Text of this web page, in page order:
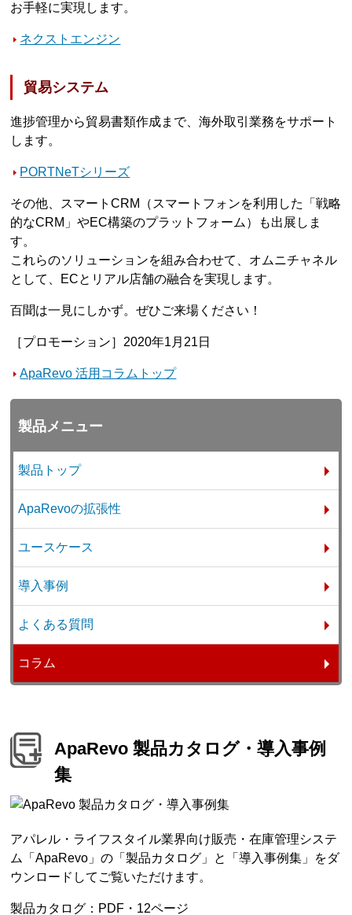
お手軽に実現します。
ネクストエンジン
貿易システム
進捗管理から貿易書類作成まで、海外取引業務をサポート
します。
PORTNeTシリーズ
その他、スマートCRM（スマートフォンを利用した「戦略
的なCRM」やEC構築のプラットフォーム）も出展しま
す。
これらのソリューションを組み合わせて、オムニチャネル
として、ECとリアル店舗の融合を実現します。
百聞は一見にしかず。ぜひご来場ください！
［プロモーション］2020年1月21日
ApaRevo 活用コラムトップ
製品メニュー
製品トップ
ApaRevoの拡張性
ユースケース
導入事例
よくある質問
コラム
ApaRevo 製品カタログ・導入事例
集
アパレル・ライフスタイル業界向け販売・在庫管理システ
ム「ApaRevo」の「製品カタログ」と「導入事例集」をダ
ウンロードしてご覧いただけます。
製品カタログ：PDF・12ページ